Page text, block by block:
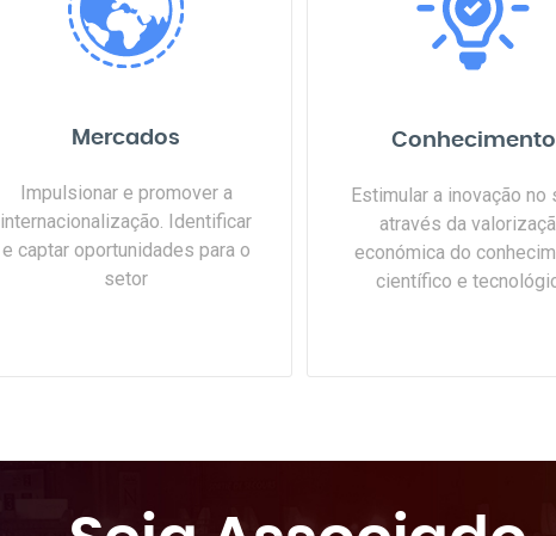
Mercados
Impulsionar e promover a
internacionalização. Identificar
e captar oportunidades para o
setor
Conhecimento
Estimular a inovação no
através da
económica do
científico e